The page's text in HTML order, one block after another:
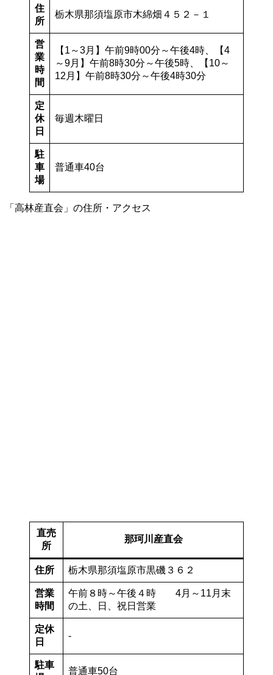
住
所
栃木県那須塩原市木綿畑４５２－１
営
業
時
間
【1～3月】午前9時00分～午後4時、【4
～9月】午前8時30分～午後5時、【10～
12月】午前8時30分～午後4時30分
定
休
日
毎週木曜日
駐
車
場
普通車40台
「高林産直会」の住所・アクセス
直売
所
那珂川産直会
住所 栃木県那須塩原市黒磯３６２
営業
時間
午前８時～午後４時 4月～11月末
の土、日、祝日営業
定休
日
-
駐車
普通車50台